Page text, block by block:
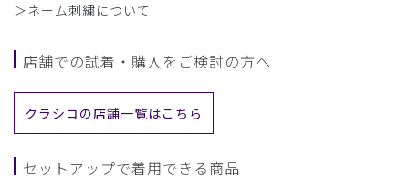
＞ネーム刺繍について
店舗での試着・購入をご検討の方へ
クラシコの店舗一覧はこちら
セットアップで着用できる商品